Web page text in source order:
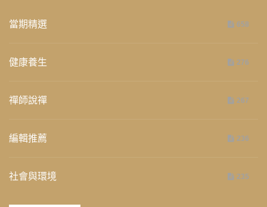
當期精選 658
健康養生 276
禪師說禪 267
編輯推薦 236
社會與環境 235